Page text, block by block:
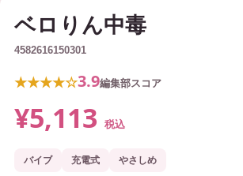
ベロりん中毒
4582616150301
★★★★☆3.9編集部スコア
¥5,113 税込
バイブ 充電式 やさしめ